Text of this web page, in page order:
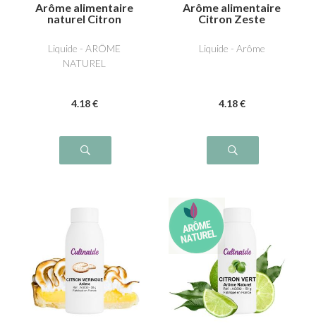
Arôme alimentaire
naturel Citron
Liquide - ARÔME
NATUREL
4.18 €
Arôme alimentaire
Citron Zeste
Liquide - Arôme
4.18 €